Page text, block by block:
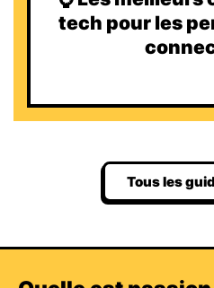
tech pour les
Tous les